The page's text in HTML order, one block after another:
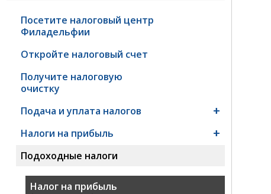
Посетите налоговый центр
Филадельфии
Откройте налоговый счет
Получите налоговую
очистку
Подача и уплата налогов
Налоги на прибыль
Подоходные налоги
Налог на прибыль